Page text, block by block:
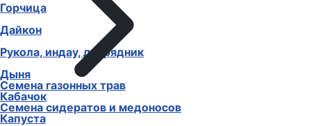
Горчица
Дайкон
Рукола, индау, двурядник
Дыня
Кабачок
Капуста
Семена газонных трав
Семена сидератов и медоносов